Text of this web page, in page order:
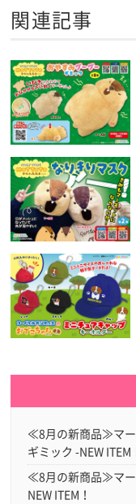
関連記事
≪8月の新商品≫マー
ギミック -NEW ITEM
≪8月の新商品≫マー
NEW ITEM！